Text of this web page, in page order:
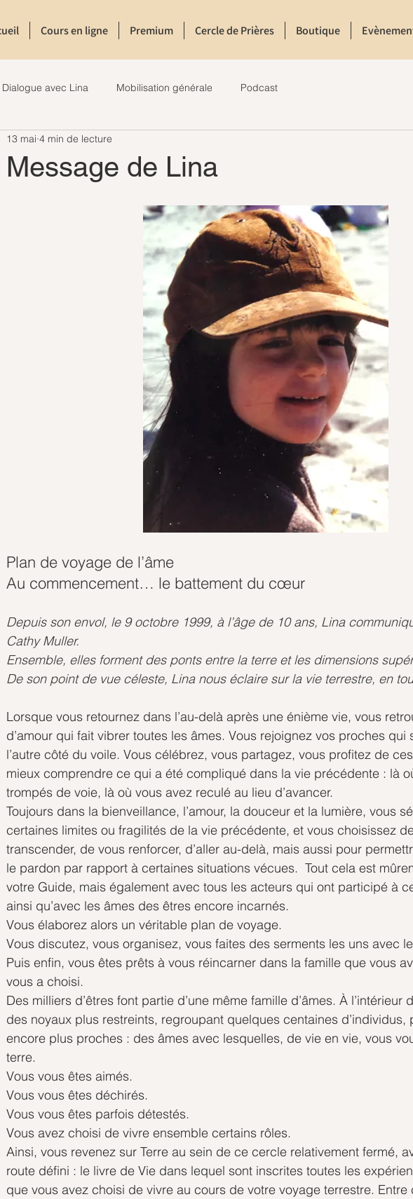
Cours en ligne Premium Cercle de Prières Boutique
Dialogue avec Lina Mobilisation générale Podcast
Message de Lina
13 mai 4 min de lecture
Plan de voyage de l’âme
Au commencement… le battement du cœur
Depuis son envol, le 9 octobre 1999, à l’âge de 10 ans, Lina
Cathy Muller.
Ensemble, elles forment des ponts entre la terre et les dimensions
De son point de vue céleste, Lina nous éclaire sur la vie terrestre, en
Lorsque vous retournez dans l’au-delà après une énième vie, vous
d’amour qui fait vibrer toutes les âmes. Vous rejoignez vos proches qui
l’autre côté du voile. Vous célébrez, vous partagez, vous profitez de
mieux comprendre ce qui a été compliqué dans la vie précédente : là
trompés de voie, là où vous avez reculé au lieu d’avancer.
Toujours dans la bienveillance, l’amour, la douceur et la lumière, vous
certaines limites ou fragilités de la vie précédente, et vous choisissez
transcender, de vous renforcer, d’aller au-delà, mais aussi pour
le pardon par rapport à certaines situations vécues.  Tout cela est
votre Guide, mais également avec tous les acteurs qui ont participé à
ainsi qu’avec les âmes des êtres encore incarnés.
Vous élaborez alors un véritable plan de voyage.
Vous discutez, vous organisez, vous faites des serments les uns avec
Puis enfin, vous êtes prêts à vous réincarner dans la famille que vous
vous a choisi.
Des milliers d’êtres font partie d’une même famille d’âmes. À l’intérieur
des noyaux plus restreints, regroupant quelques centaines d’individus,
encore plus proches : des âmes avec lesquelles, de vie en vie, vous
terre.
Vous vous êtes aimés.
Vous vous êtes déchirés.
Vous vous êtes parfois détestés.
Vous avez choisi de vivre ensemble certains rôles.
Ainsi, vous revenez sur Terre au sein de ce cercle relativement fermé,
route défini : le livre de Vie dans lequel sont inscrites toutes les
que vous avez choisi de vivre au cours de votre voyage terrestre.